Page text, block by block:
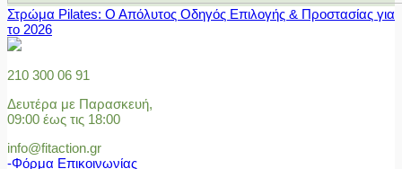
Στρώμα Pilates: Ο Απόλυτος Οδηγός Επιλογής & Προστασίας για
το 2026
210 300 06 91
Δευτέρα με Παρασκευή,
09:00 έως τις 18:00
info@fitaction.gr
-Φόρμα Επικοινωνίας